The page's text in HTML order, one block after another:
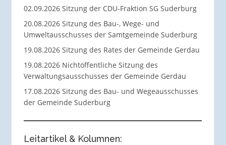
02.09.2026 Sitzung der CDU-Fraktion SG Suderburg
20.08.2026 Sitzung des Bau-, Wege- und
Umweltausschusses der Samtgemeinde Suderburg
19.08.2026 Sitzung des Rates der Gemeinde Gerdau
19.08.2026 Nichtöffentliche Sitzung des
Verwaltungsausschusses der Gemeinde Gerdau
17.08.2026 Sitzung des Bau- und Wegeausschusses
der Gemeinde Suderburg
Leitartikel & Kolumnen: